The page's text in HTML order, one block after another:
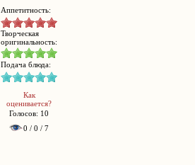
Аппетитность:
Творческая
оригинальность:
Подача блюда:
Как
оценивается?
Голосов: 10
0 / 0 / 7